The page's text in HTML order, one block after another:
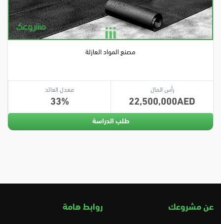
مصنع المواد العازلة
رأس المال
22,500,000
معدل العائد
33
طلب الدراسة
عن مشروعك روابط هامة